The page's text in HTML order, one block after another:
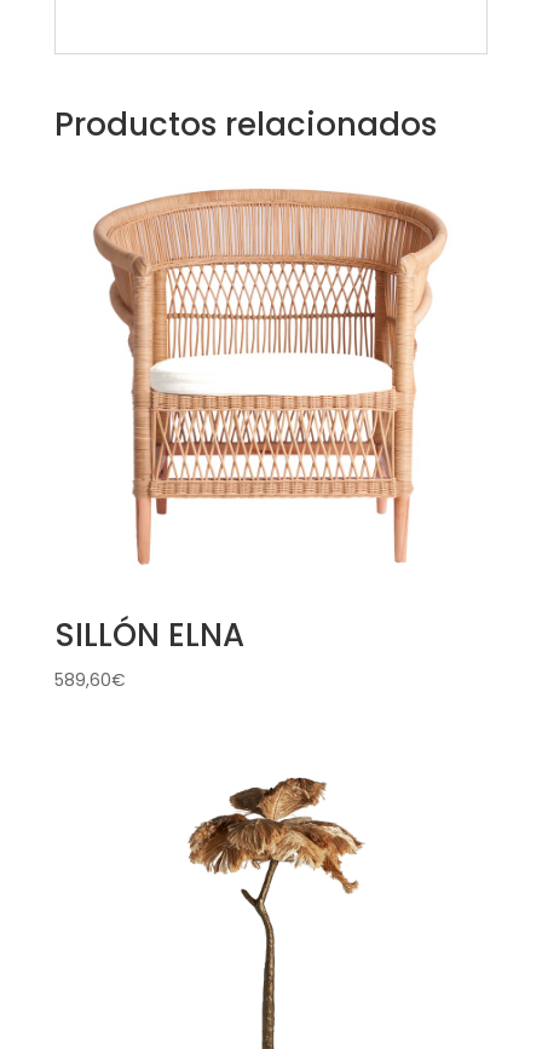
Productos relacionados
SILLÓN ELNA
589,60€